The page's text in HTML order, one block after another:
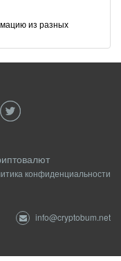
из разных
конфиденциальности
info@cryptobum.net